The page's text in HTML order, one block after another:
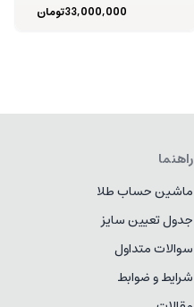
33,000,000تومان
راهنما
ماشین حساب طلا
جدول تعیین سایز
سوالات متداول
شرایط و ضوابط